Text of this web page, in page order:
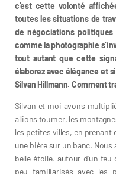
c’est cette volonté
toutes les situations de
de négociations
comme la photographie
tout autant que cette
élaborez avec élégance et
Silvan Hillmann. Comment
Silvan et moi avons
allions tourner, les
les petites villes, en
une bière sur un banc.
belle étoile, autour d’un
peu familiarisés avec les